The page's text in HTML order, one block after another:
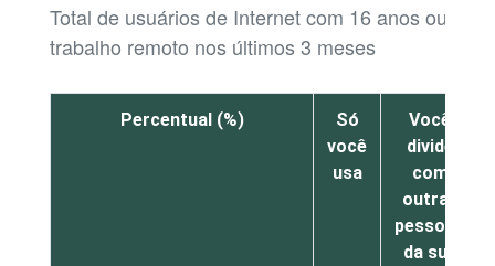
Total de usuários de Internet com 16 anos ou
trabalho remoto nos últimos 3 meses
Percentual (%)
Só
você
usa
Você
divide
com
outras
pessoas
da sua